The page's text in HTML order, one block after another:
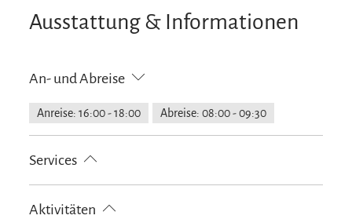
Ausstattung & Informationen
An- und Abreise
Anreise: 16:00 - 18:00 Abreise: 08:00 - 09:30
Services
Aktivitäten